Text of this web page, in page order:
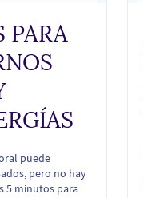
PARA
puede
pero no hay
5 minutos para